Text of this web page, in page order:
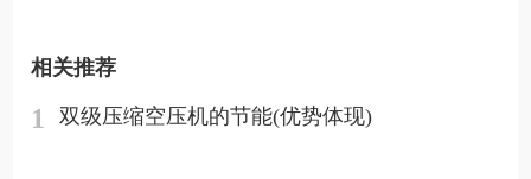
相关推荐
1 双级压缩空压机的节能(优势体现)